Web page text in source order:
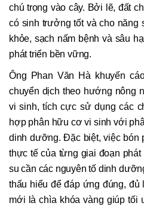
chú trọng vào cây. Bởi lẽ, đất
có sinh trưởng tốt và cho năng
khỏe, sạch nấm bệnh và sâu
phát triển bền vững.
Ông Phan Văn Hà khuyến
chuyển dịch theo hướng nông
vi sinh, tích cực sử dụng các
hợp phân hữu cơ vi sinh với
dinh dưỡng. Đặc biệt, việc bón
thực tế của từng giai đoạn
su cần các nguyên tố dinh
thấu hiểu để đáp ứng đúng,
mới là chìa khóa vàng giúp tối